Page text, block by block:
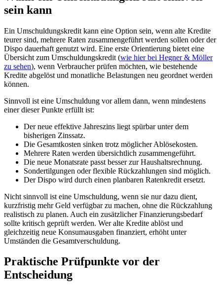
sein kann
Ein Umschuldungskredit kann eine Option sein, wenn alte Kredite
teurer sind, mehrere Raten zusammengeführt werden sollen oder der
Dispo dauerhaft genutzt wird. Eine erste Orientierung bietet eine
Übersicht zum Umschuldungskredit (wie hier bei Hegner & Möller
zu sehen), wenn Verbraucher prüfen möchten, wie bestehende
Kredite abgelöst und monatliche Belastungen neu geordnet werden
können.
Sinnvoll ist eine Umschuldung vor allem dann, wenn mindestens
einer dieser Punkte erfüllt ist:
Der neue effektive Jahreszins liegt spürbar unter dem
bisherigen Zinssatz.
Die Gesamtkosten sinken trotz möglicher Ablösekosten.
Mehrere Raten werden übersichtlich zusammengeführt.
Die neue Monatsrate passt besser zur Haushaltsrechnung.
Sondertilgungen oder flexible Rückzahlungen sind möglich.
Der Dispo wird durch einen planbaren Ratenkredit ersetzt.
Nicht sinnvoll ist eine Umschuldung, wenn sie nur dazu dient,
kurzfristig mehr Geld verfügbar zu machen, ohne die Rückzahlung
realistisch zu planen. Auch ein zusätzlicher Finanzierungsbedarf
sollte kritisch geprüft werden. Wer alte Kredite ablöst und
gleichzeitig neue Konsumausgaben finanziert, erhöht unter
Umständen die Gesamtverschuldung.
Praktische Prüfpunkte vor der
Entscheidung